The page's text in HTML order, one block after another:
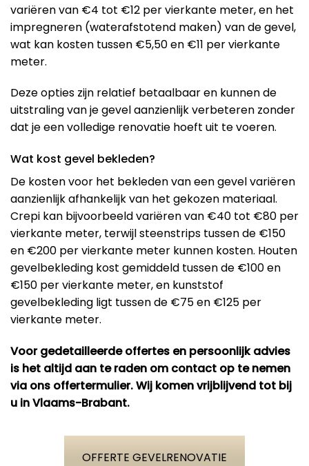
variëren van €4 tot €12 per vierkante meter, en het
impregneren (waterafstotend maken) van de gevel,
wat kan kosten tussen €5,50 en €11 per vierkante
meter​​.
Deze opties zijn relatief betaalbaar en kunnen de
uitstraling van je gevel aanzienlijk verbeteren zonder
dat je een volledige renovatie hoeft uit te voeren.
Wat kost gevel bekleden?
De kosten voor het bekleden van een gevel variëren
aanzienlijk afhankelijk van het gekozen materiaal.
Crepi kan bijvoorbeeld variëren van €40 tot €80 per
vierkante meter, terwijl steenstrips tussen de €150
en €200 per vierkante meter kunnen kosten. Houten
gevelbekleding kost gemiddeld tussen de €100 en
€150 per vierkante meter, en kunststof
gevelbekleding ligt tussen de €75 en €125 per
vierkante meter​.
Voor gedetailleerde offertes en persoonlijk advies
is het altijd aan te raden om contact op te nemen
via ons offertermulier. Wij komen vrijblijvend tot bij
u in Vlaams-Brabant.
OFFERTE GEVELRENOVATIE